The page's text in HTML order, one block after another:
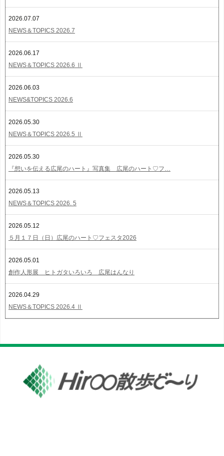
2026.07.07
NEWS＆TOPICS 2026.7
2026.06.17
NEWS＆TOPICS 2026.6 Ⅱ
2026.06.03
NEWS&TOPICS 2026.6
2026.05.30
NEWS＆TOPICS 2026.5 Ⅱ
2026.05.30
『想いを伝える広尾のハート』写真集 広尾のハート♡フ…
2026.05.13
NEWS＆TOPICS 2026. 5
2026.05.12
５月１７日（日）広尾のハート♡フェスタ2026
2026.05.01
創作人形展 ヒトガタいろいろ 広尾はんなり
2026.04.29
NEWS＆TOPICS 2026.4 Ⅱ